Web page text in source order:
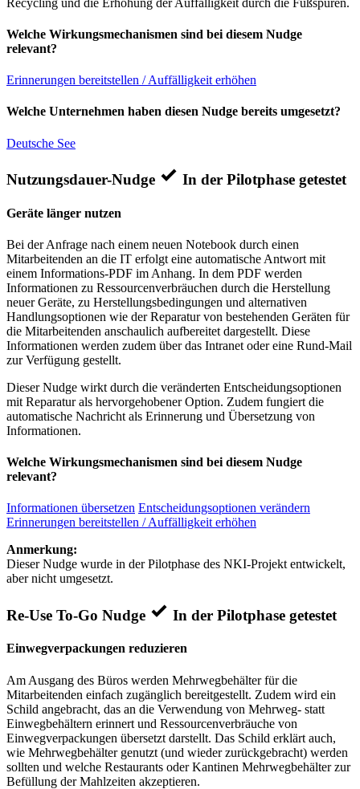
Welche Wirkungsmechanismen sind bei diesem Nudge
relevant?
Erinnerungen bereitstellen / Auffälligkeit erhöhen
Welche Unternehmen haben diesen Nudge bereits umgesetzt?
Deutsche See
Nutzungsdauer-Nudge In der Pilotphase getestet
Geräte länger nutzen
Bei der Anfrage nach einem neuen Notebook durch einen
Mitarbeitenden an die IT erfolgt eine automatische Antwort mit
einem Informations-PDF im Anhang. In dem PDF werden
Informationen zu Ressourcenverbräuchen durch die Herstellung
neuer Geräte, zu Herstellungsbedingungen und alternativen
Handlungsoptionen wie der Reparatur von bestehenden Geräten für
die Mitarbeitenden anschaulich aufbereitet dargestellt. Diese
Informationen werden zudem über das Intranet oder eine Rund-Mail
zur Verfügung gestellt.
Dieser Nudge wirkt durch die veränderten Entscheidungsoptionen
mit Reparatur als hervorgehobener Option. Zudem fungiert die
automatische Nachricht als Erinnerung und Übersetzung von
Informationen.
Welche Wirkungsmechanismen sind bei diesem Nudge
relevant?
Informationen übersetzen Entscheidungsoptionen verändern
Erinnerungen bereitstellen / Auffälligkeit erhöhen
Anmerkung:
Dieser Nudge wurde in der Pilotphase des NKI-Projekt entwickelt,
aber nicht umgesetzt.
Re-Use To-Go Nudge In der Pilotphase getestet
Einwegverpackungen reduzieren
Am Ausgang des Büros werden Mehrwegbehälter für die
Mitarbeitenden einfach zugänglich bereitgestellt. Zudem wird ein
Schild angebracht, das an die Verwendung von Mehrweg- statt
Einwegbehältern erinnert und Ressourcenverbräuche von
Einwegverpackungen übersetzt darstellt. Das Schild erklärt auch,
wie Mehrwegbehälter genutzt (und wieder zurückgebracht) werden
sollten und welche Restaurants oder Kantinen Mehrwegbehälter zur
Befüllung der Mahlzeiten akzeptieren.